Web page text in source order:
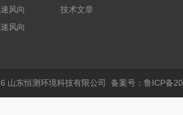
风向
风向
技术文章
山东恒测环境科技有限公司 备案号：鲁ICP备